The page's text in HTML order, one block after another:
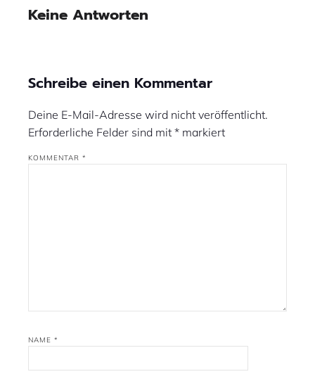
Keine Antworten
Schreibe einen Kommentar
Deine E-Mail-Adresse wird nicht veröffentlicht.
Erforderliche Felder sind mit * markiert
KOMMENTAR *
NAME *